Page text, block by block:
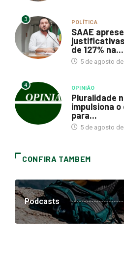
3 POLÍTICA
SAAE
de 127% na...
5 de agosto
4 OPINIÃO
Pluralidade
impulsiona
para...
5 de agosto
CONFIRA TAMBEM
Podcasts